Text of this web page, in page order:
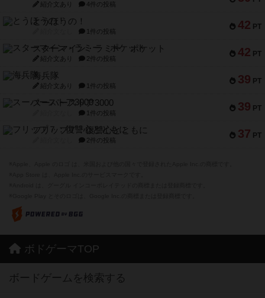
紹介文あり 4件の投稿
42 PT
とうほうの！
1件の投稿
42 PT
スターマイン・ラミー ポケット
紹介文あり 2件の投稿
39 PT
海兵隊
紹介文あり 1件の投稿
39 PT
スーパーストア3000
1件の投稿
37 PT
フリップ７：復讐心とともに
2件の投稿
ボドゲーマTOP
ボードゲームを検索する